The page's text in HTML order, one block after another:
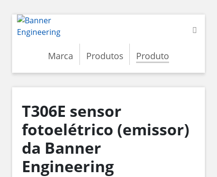
Marca Produtos Produto
T306E sensor
fotoelétrico (emissor)
da Banner
Engineering